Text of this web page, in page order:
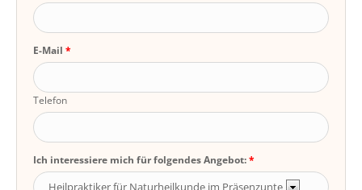
E-Mail
Telefon
Ich interessiere mich für folgendes Angebot: